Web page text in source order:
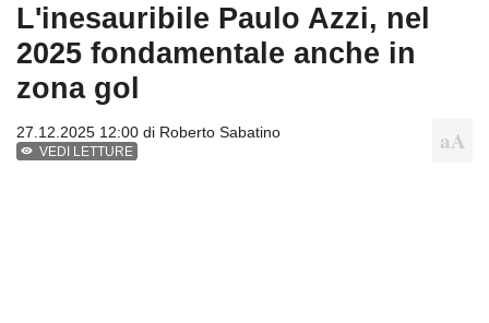
L'inesauribile Paulo Azzi, nel
2025 fondamentale anche in
zona gol
27.12.2025 12:00 di Roberto Sabatino
VEDI LETTURE